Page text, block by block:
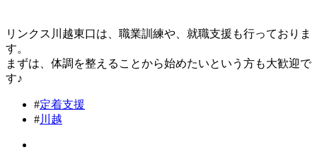
リンクス川越東口は、職業訓練や、就職支援も行っておりま
す。
まずは、体調を整えることから始めたいという方も大歓迎で
す♪
#定着支援
#川越